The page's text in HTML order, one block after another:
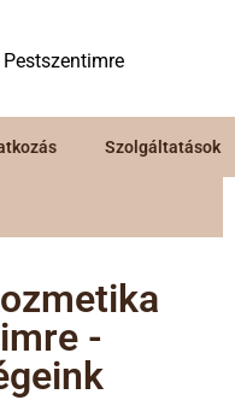
Szolgáltatások
-